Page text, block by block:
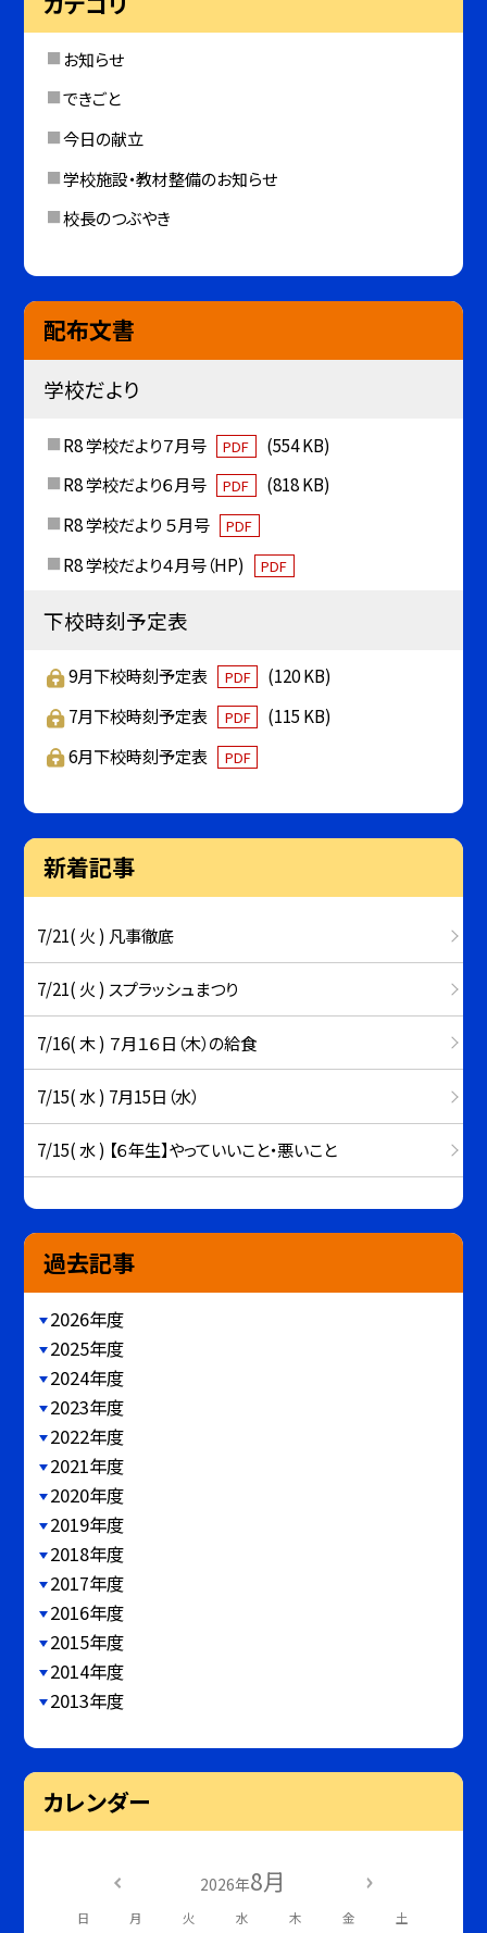
お知らせ
できごと
今日の献立
学校施設・教材整備のお知らせ
校長のつぶやき
配布文書
学校だより
R8 学校だより７月号 PDF
(554 KB)
R8 学校だより６月号
PDF
(818 KB)
R8 学校だより ５月号
PDF
R8 学校だより４月号（HP) PDF
下校時刻予定表
9月下校時刻予定表 PDF
(120 KB)
7月下校時刻予定表
PDF
(115 KB)
6月下校時刻予定表
PDF
新着記事
7/21( 火 ) 凡事徹底
7/21( 火 ) スプラッシュまつり
7/16( 木 ) ７月１６日（木）の給食
7/15( 水 ) 7月15日（水）
7/15( 水 ) 【６年生】やっていいこと・悪いこと
過去記事
2026年度
2025年度
2024年度
2023年度
2022年度
2021年度
2020年度
2019年度
2018年度
2017年度
2016年度
2015年度
2014年度
2013年度
カレンダー
2026年8月
日 月 火 水 木 金 土